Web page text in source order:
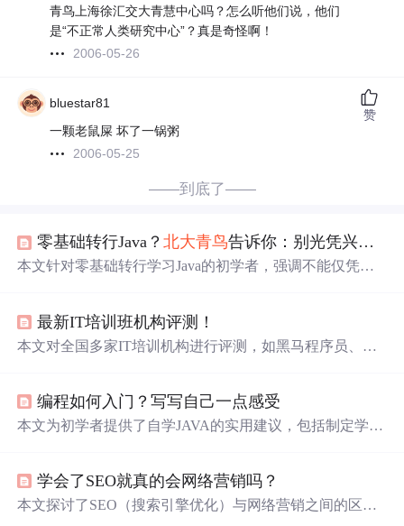
青鸟上海徐汇交大青慧中心吗？怎么听他们说，他们
是“不正常人类研究中心”？真是奇怪啊！
2006-05-26
bluestar81
一颗老鼠屎 坏了一锅粥
2006-05-25
赞
——到底了——
零基础转行Java？北大青鸟告诉你：别光凭兴趣，没方向就是瞎折腾
本文针对零基础转行学习Java的初学者，强调不能仅凭兴
并建议借助专业师资或优质培训机构规避环境配置等低效
问题，突出执行力、持续投入和深度理解对学习成效的关
最新IT培训班机构评测！
本文对全国多家IT培训机构进行评测，如黑马程序员、汉
系、项目实习、校区服务和就业服务等方面，助读者选到
适合自己的机构。
编程如何入门？写写自己一点感受
本文为初学者提供了自学JAVA的实用建议，包括制定学习
学会了SEO就真的会网络营销吗？
本文探讨了SEO（搜索引擎优化）与网络营销之间的区